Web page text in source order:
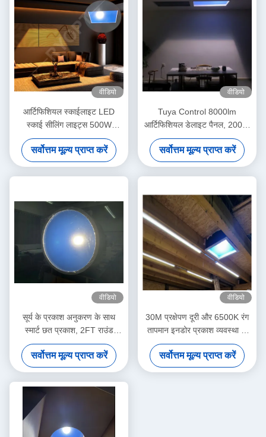
वीडियो
आर्टिफिशियल स्काईलाइट LED
स्काई सीलिंग लाइट्स 500W
एडजस्टेबल Tuya Alexa कंट्रोल
सिस्टम
सर्वोत्तम मूल्य प्राप्त करें
वीडियो
Tuya Control 8000lm
आर्टिफिशियल डेलाइट पैनल, 200W
LED स्काई सीलिंग पैनल लाइट
सर्वोत्तम मूल्य प्राप्त करें
वीडियो
सूर्य के प्रकाश अनुकरण के साथ
स्मार्ट छत प्रकाश, 2FT राउंड
80W, >3000 ल्यूमेन, मेष 5.0 और
टुया ऐप समर्थन, दिन से रात के माहौल
के लिए 2700K-6500K
सर्वोत्तम मूल्य प्राप्त करें
वीडियो
30M प्रक्षेपण दूरी और 6500K रंग
तापमान इनडोर प्रकाश व्यवस्था के
लिए कृत्रिम सूर्य के प्रकाश पैनल
सर्वोत्तम मूल्य प्राप्त करें